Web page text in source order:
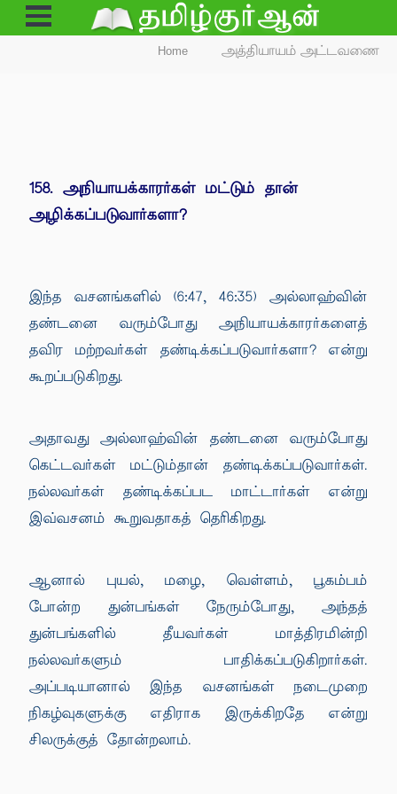
Open
Menu
Home அத்தியாயம் அட்டவணை
158. அநியாயக்காரர்கள் மட்டும் தான்
அழிக்கப்படுவார்களா?
இந்த வசனங்களில் (6:47, 46:35) அல்லாஹ்வின்
தண்டனை வரும்போது அநியாயக்காரர்களைத்
தவிர மற்றவர்கள் தண்டிக்கப்படுவார்களா? என்று
கூறப்படுகிறது.
அதாவது அல்லாஹ்வின் தண்டனை வரும்போது
கெட்டவர்கள் மட்டும்தான் தண்டிக்கப்படுவார்கள்.
நல்லவர்கள் தண்டிக்கப்பட மாட்டார்கள் என்று
இவ்வசனம் கூறுவதாகத் தெரிகிறது.
ஆனால் புயல், மழை, வெள்ளம், பூகம்பம்
போன்ற துன்பங்கள் நேரும்போது, அந்தத்
துன்பங்களில் தீயவர்கள் மாத்திரமின்றி
நல்லவர்களும் பாதிக்கப்படுகிறார்கள்.
அப்படியானால் இந்த வசனங்கள் நடைமுறை
நிகழ்வுகளுக்கு எதிராக இருக்கிறதே என்று
சிலருக்குத் தோன்றலாம்.